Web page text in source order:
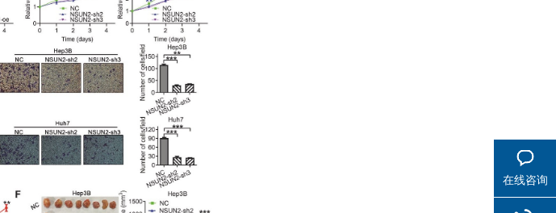
在线咨询